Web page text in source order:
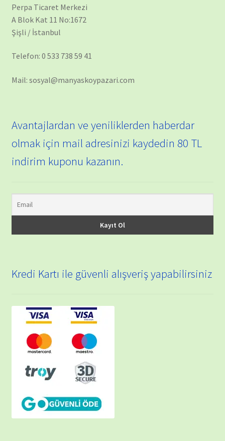
Perpa Ticaret Merkezi
A Blok Kat 11 No:1672
Şişli / İstanbul
Telefon: 0 533 738 59 41
Mail: sosyal@manyaskoypazari.com
Avantajlardan ve yeniliklerden haberdar
olmak için mail adresinizi kaydedin 80 TL
indirim kuponu kazanın.
Kredi Kartı ile güvenli alışveriş yapabilirsiniz